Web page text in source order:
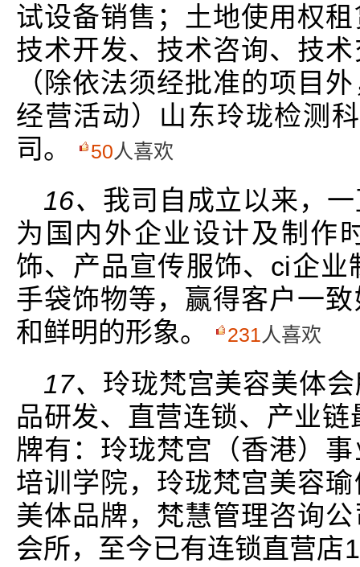
试设备销售；土地使用权
技术开发、技术咨询、技
（除依法须经批准的项目
经营活动）山东玲珑检测
司。
50人喜欢
16、 我司自成立以来，
为国内外企业设计及制作
饰、产品宣传服饰、ci企
手袋饰物等，赢得客户一
和鲜明的形象。
231人喜欢
17、 玲珑梵宫美容美体
品研发、直营连锁、产业
牌有：玲珑梵宫（香港）
培训学院，玲珑梵宫美容
美体品牌，梵慧管理咨询
会所，至今已有连锁直营店